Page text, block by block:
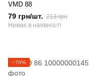
VMD 88
79 грн/шт. 213 грн
Немає в наявності
−70%